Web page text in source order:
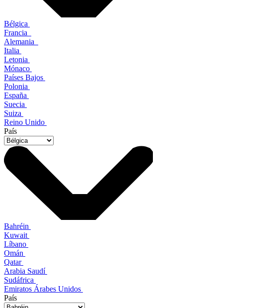
Bélgica
Francia
Alemania
Italia
Letonia
Mónaco
Países Bajos
Polonia
España
Suecia
Suiza
Reino Unido
País
Bahréin
Kuwait
Líbano
Omán
Qatar
Arabia Saudí
Sudáfrica
Emiratos Árabes Unidos
País